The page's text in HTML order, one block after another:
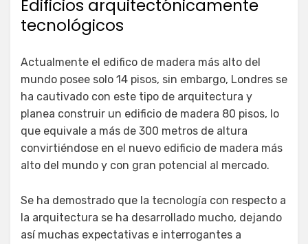
Edificios arquitectónicamente
tecnológicos
Actualmente el edifico de madera más alto del
mundo posee solo 14 pisos, sin embargo, Londres se
ha cautivado con este tipo de arquitectura y
planea construir un edificio de madera 80 pisos, lo
que equivale a más de 300 metros de altura
convirtiéndose en el nuevo edificio de madera más
alto del mundo y con gran potencial al mercado.
Se ha demostrado que la tecnología con respecto a
la arquitectura se ha desarrollado mucho, dejando
así muchas expectativas e interrogantes a